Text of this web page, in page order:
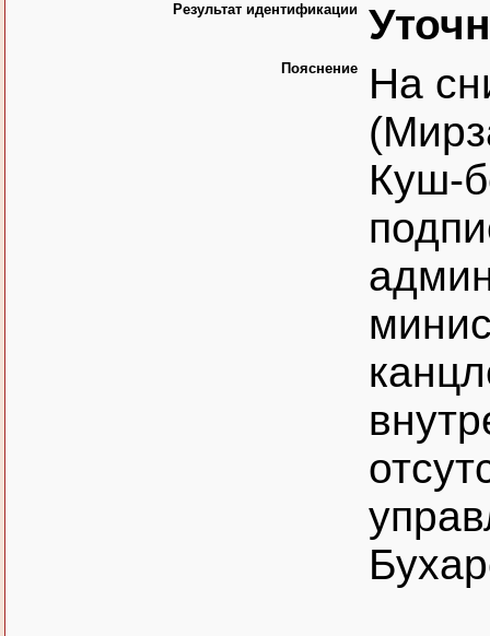
Результат идентификации
Пояснение
На
Куш-